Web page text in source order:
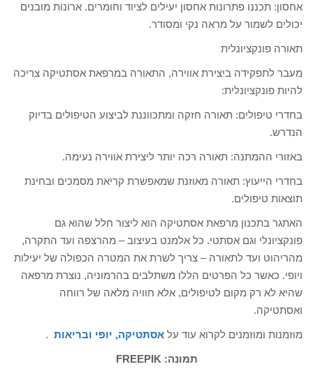
אחסון: תכננו פתרונות אחסון יעילים לציוד וחומרים. ארונות מובנים
יכולים לשמור על מראה נקי ומסודר.
תאורה פונקציונלית
מעבר לתפקידה ביצירת אווירה, התאורה במרפאת אסתטיקה צריכה
להיות פונקציונלית:
בחדרי טיפולים: תאורה חזקה ומתכווננת לביצוע הטיפולים בדיוק
הנדרש.
באזורי ההמתנה: תאורה רכה יותר ליצירת אווירה נעימה.
בחדרי הייעוץ: תאורה מאוזנת שמאפשרת קריאת מסמכים ובחינת
תוצאות טיפולים.
האתגר בתכנון מרפאת אסתטיקה הוא ליצור חלל שהוא גם
פונקציונלי וגם אסתטי. כל אלמנט בעיצוב – מהרצפה ועד התקרה,
מהריהוט ועד לתאורה – צריך לשרת את המטרה הכפולה של יעילות
ויופי. כאשר כל הפרטים הללו משתלבים בהרמוניה, נוצרת מרפאה
שהיא לא רק מקום לטיפולים, אלא חוויה מלאה של רווחה
ואסתטיקה.
מוזמנות ומוזמנים לקרוא עוד על אסתטיקה, יופי ובריאות .
תמונה: FREEPIK